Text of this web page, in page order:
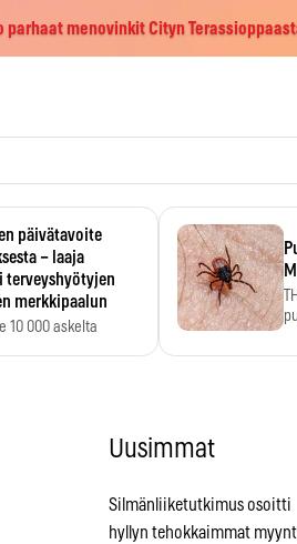
parhaat menovinkit Cityn
päivätavoite
– laaja
terveyshyötyjen
merkkipaalun
10 000 askelta
Uusimmat
Silmänliiketutkimus osoitti
hyllyn tehokkaimmat